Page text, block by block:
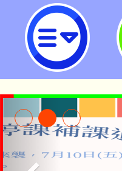
neilrpjhstyc